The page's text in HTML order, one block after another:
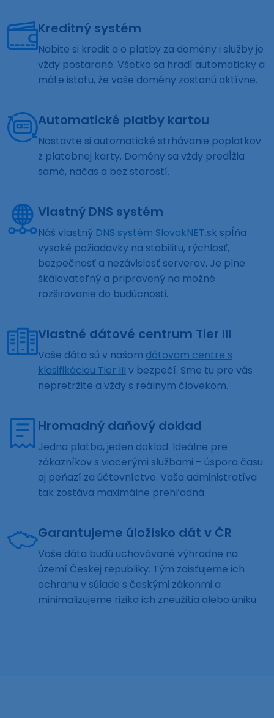
Kreditný systém
Nabite si kredit a o platby za domény i služby je
vždy postarané. Všetko sa hradí automaticky a
máte istotu, že vaše domény zostanú aktívne.
Automatické platby kartou
Nastavte si automatické strhávanie poplatkov
z platobnej karty. Domény sa vždy predĺžia
samé, načas a bez starostí.
Vlastný DNS systém
Náš vlastný DNS systém SlovakNET.sk spĺňa
vysoké požiadavky na stabilitu, rýchlosť,
bezpečnosť a nezávislosť serverov. Je plne
škálovateľný a pripravený na možné
rozširovanie do budúcnosti.
Vlastné dátové centrum Tier III
Vaše dáta sú v našom dátovom centre s
klasifikáciou Tier III v bezpečí. Sme tu pre vás
nepretržite a vždy s reálnym človekom.
Hromadný daňový doklad
Jedna platba, jeden doklad. Ideálne pre
zákazníkov s viacerými službami – úspora času
aj peňazí za účtovníctvo. Vaša administratíva
tak zostáva maximálne prehľadná.
Garantujeme úložisko dát v ČR
Vaše dáta budú uchovávané výhradne na
území Českej republiky. Tým zaisťujeme ich
ochranu v súlade s českými zákonmi a
minimalizujeme riziko ich zneužitia alebo úniku.